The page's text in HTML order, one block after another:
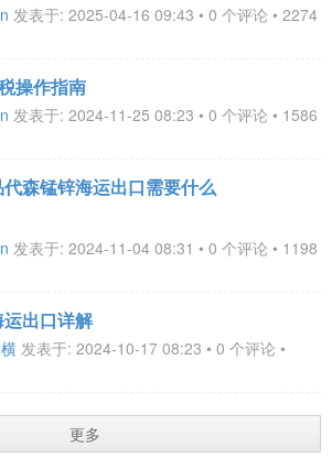
发表于: 2025-04-16 09:43 • 0 个评论 • 2274
操作指南
发表于: 2024-11-25 08:23 • 0 个评论 • 1586
森锰锌海运出口需要什么
发表于: 2024-11-04 08:31 • 0 个评论 • 1198
出口详解
发表于: 2024-10-17 08:23 • 0 个评论 •
更多